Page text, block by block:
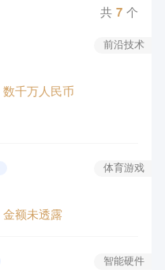
共 7 个
前沿技术
数千万人民币
体育游戏
金额未透露
智能硬件